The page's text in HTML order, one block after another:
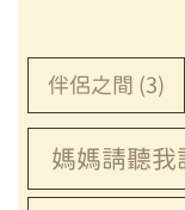
伴侶之間 (3)
媽媽請聽我